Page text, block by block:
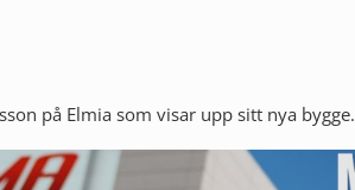
på Elmia som visar upp sitt nya bygge.